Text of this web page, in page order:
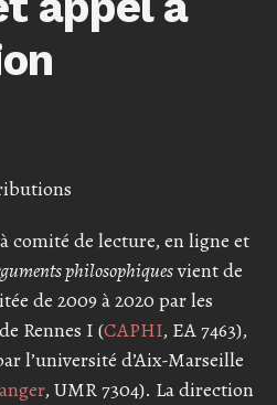
comité de lecture, en ligne et
philosophiquesvient de
de 2009 à 2020 par les
Rennes I (CAPHI, EA 7463),
l’université d’Aix-Marseille
, UMR 7304). La direction